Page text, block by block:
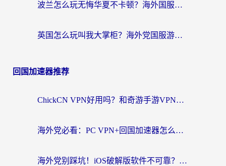
波兰怎么玩无悔华夏不卡顿？海外国服游戏加速器终极指南（附征途2萤火突击解决方案）
英国怎么玩叫我大掌柜？海外党国服游戏加速避坑指南（附实测推荐）
回国加速器推荐
ChickCN VPN好用吗？和奇游手游VPN对比哪个回国效果更好？海外党亲测实用指南
海外党必看：PC VPN+回国加速器怎么选？无缝访问国内资源全攻略
海外党别踩坑！iOS破解版软件不可靠？教你选对回国加速器无缝看国内资源